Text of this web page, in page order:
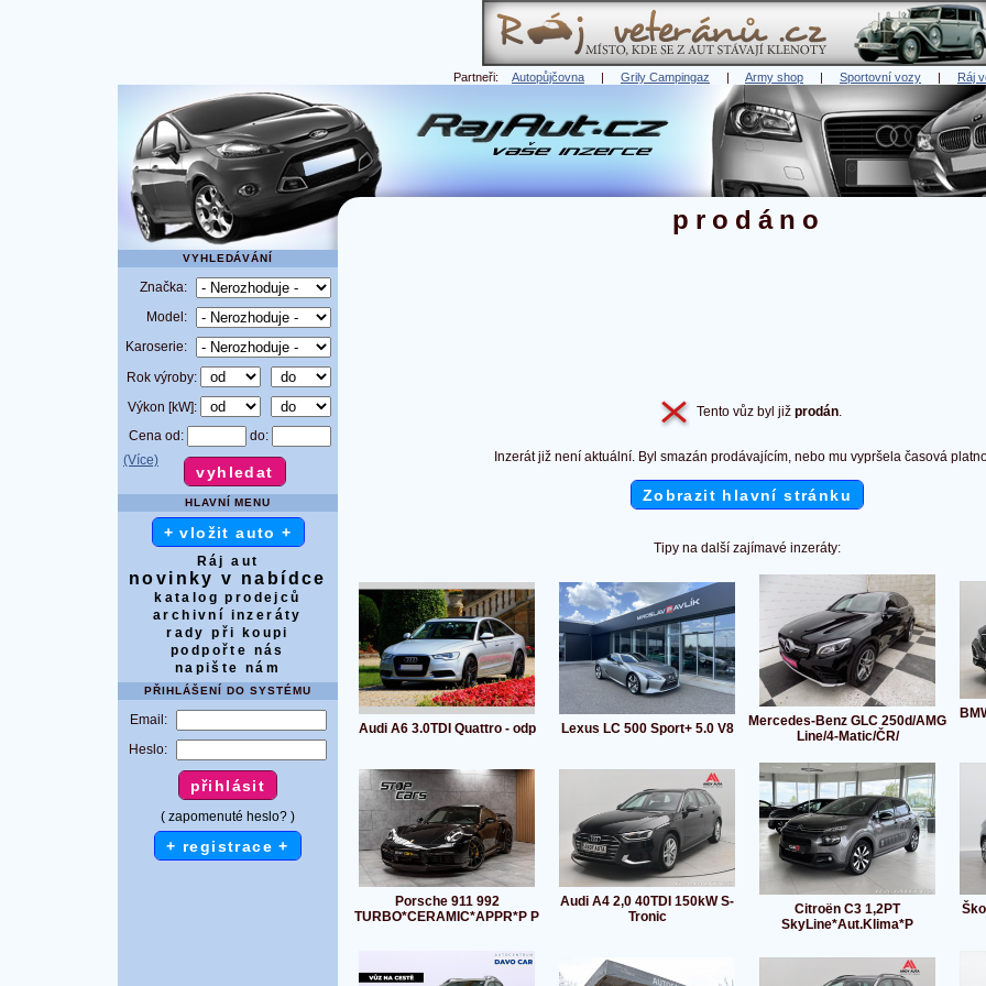
Partneři: Autopůjčovna | Grily Campingaz | Army shop | Sportovní vozy | Ráj
prodáno
VYHLEDÁVÁNÍ
Značka:
Model:
Karoserie:
Rok výroby:
Výkon [kW]:
Cena od:
do:
(Více)
HLAVNÍ MENU
+ vložit auto +
Ráj aut
novinky v nabídce
katalog prodejců
archivní inzeráty
rady při koupi
podpořte nás
napište nám
PŘIHLÁŠENÍ DO SYSTÉMU
Email:
Heslo:
( zapomenuté heslo? )
+ registrace +
Tento vůz byl již prodán.
Inzerát již není aktuální. Byl smazán prodávajícím, nebo mu vypršela časová
Zobrazit hlavní stránku
Tipy na další zajímavé inzeráty:
Audi A6 3.0TDI Quattro - odp Lexus LC 500 Sport+ 5.0 V8
Mercedes-Benz GLC 250d/AMG
Line/4-Matic/ČR/
Porsche 911 992
TURBO*CERAMIC*APPR*P P
Audi A4 2,0 40TDI 150kW S-
Tronic
Citroën C3 1,2PT
SkyLine*Aut.Klima*P